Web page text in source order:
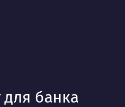
для банка